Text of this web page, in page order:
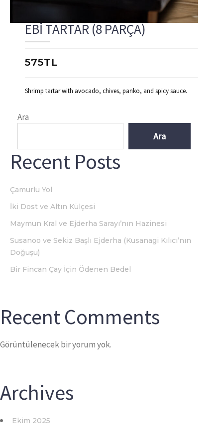
EBI TARTAR (8 PARÇA)
575TL
Shrimp tartar with avocado, chives, panko, and spicy sauce.
Ara
Ara
Recent Posts
Çamurlu Yol
İki Dost ve Altın Külçesi
Maymun Kral ve Ejderha Sarayı’nın Hazinesi
Susanoo ve Sekiz Başlı Ejderha (Kusanagi Kılıcı’nın
Doğuşu)
Bir Fincan Çay İçin Ödenen Bedel
Recent Comments
Görüntülenecek bir yorum yok.
Archives
Ekim 2025